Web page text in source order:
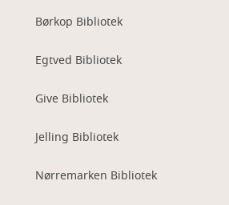
Børkop Bibliotek
Egtved Bibliotek
Give Bibliotek
Jelling Bibliotek
Nørremarken Bibliotek